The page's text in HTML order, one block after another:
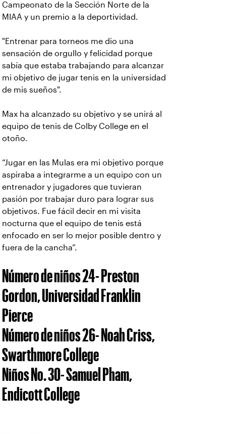
Campeonato de la Sección Norte de la
MIAA y un premio a la deportividad.
"Entrenar para torneos me dio una
sensación de orgullo y felicidad porque
sabía que estaba trabajando para alcanzar
mi objetivo de jugar tenis en la universidad
de mis sueños".
Max ha alcanzado su objetivo y se unirá al
equipo de tenis de Colby College en el
otoño.
“Jugar en las Mulas era mi objetivo porque
aspiraba a integrarme a un equipo con un
entrenador y jugadores que tuvieran
pasión por trabajar duro para lograr sus
objetivos. Fue fácil decir en mi visita
nocturna que el equipo de tenis está
enfocado en ser lo mejor posible dentro y
fuera de la cancha”.
Número de niños 24- Preston
Gordon, Universidad Franklin
Pierce
Número de niños 26- Noah Criss,
Swarthmore College
Niños No. 30- Samuel Pham,
Endicott College